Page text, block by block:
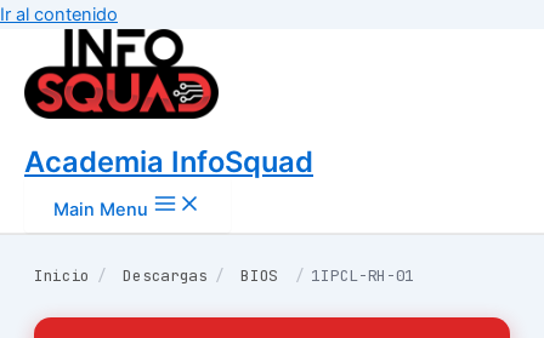
Ir al contenido
Academia InfoSquad
Main Menu
Inicio / Descargas / BIOS / 1IPCL-RH-01